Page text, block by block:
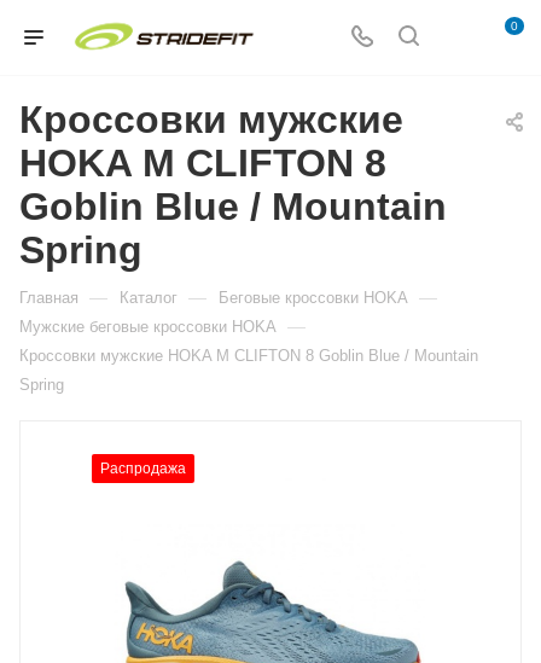
0
Кроссовки мужские
HOKA M CLIFTON 8
Goblin Blue / Mountain
Spring
Главная — Каталог — Беговые кроссовки HOKA —
Мужские беговые кроссовки HOKA —
Кроссовки мужские HOKA M CLIFTON 8 Goblin Blue / Mountain
Spring
Распродажа